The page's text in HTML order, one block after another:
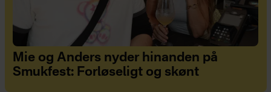
Mie og Anders nyder hinanden på
Smukfest: Forløseligt og skønt